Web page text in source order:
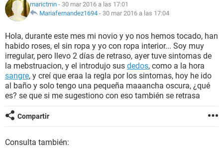
NUTRICIÓN
BIENESTAR
SEXUALIDAD
GLOSARIO
marictmn - 30 mar 2016 a las 17:01
Mariafernandez1694 - 30 mar 2016 a las 17:04
Hola, durante este mes mi novio y yo nos hemos tocado, han
habido roses, el sin ropa y yo con ropa interior... Soy muy
irregular, pero llevo 2 días de retraso, ayer tuve sintomas de
la mebstruacion, y el introdujo sus dedos, como a la hora
sangre, y creí que eraa la regla por los sintomas, hoy he ido
al baño y solo tengo una pequeña maaancha oscura, ¿qué
es? se que si me sugestiono con eso también se retrasa
Compartir
Consulta también: